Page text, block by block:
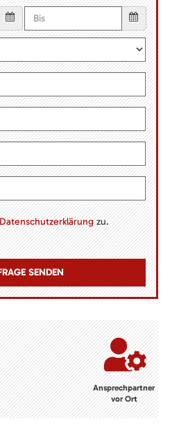
Datenschutzerklärungzu.
Ansprechpartner
vor Ort